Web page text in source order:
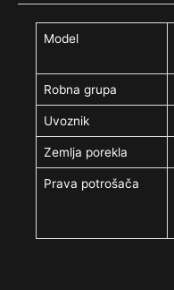
Model
Robna grupa
Uvoznik
Zemlja porekla
Prava potrošača